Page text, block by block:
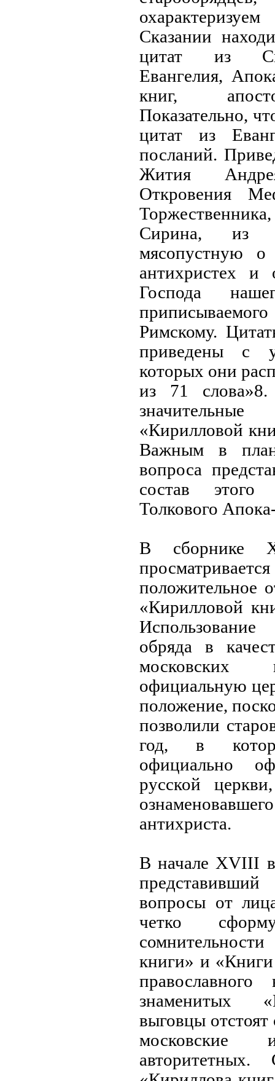
Сказании
цитат из
Евангелия,
книг,
Показательно,
цитат из
посланий.
Жития
Откровения
Сирина, из
мясопустную
антихристех
Господа
Римскому.
приведены с
которых они
из 71
«Кирилловой
Важным в
вопроса
состав
Толкового
В сборнике
положительное
«Кирилловой
обряда в
московских
официальную
положение,
позволили
год, в
официально
русской
антихриста.
В начале XVIII
вопросы от
четко
книги» и
знаменитых
выговцы отстоят